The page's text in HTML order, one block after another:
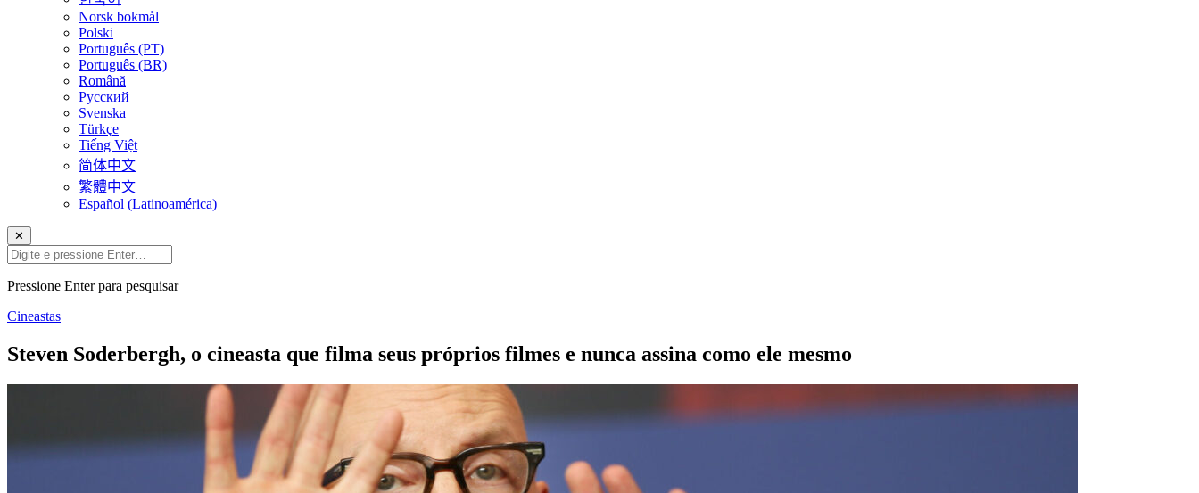
Norsk bokmål
Polski
Português (PT)
Português (BR)
Română
Русский
Svenska
Türkçe
Tiếng Việt
简体中文
繁體中文
Español (Latinoamérica)
✕
Pressione Enter para pesquisar
Cineastas
Steven Soderbergh, o cineasta que filma seus próprios filmes e nunca assina como ele mesmo